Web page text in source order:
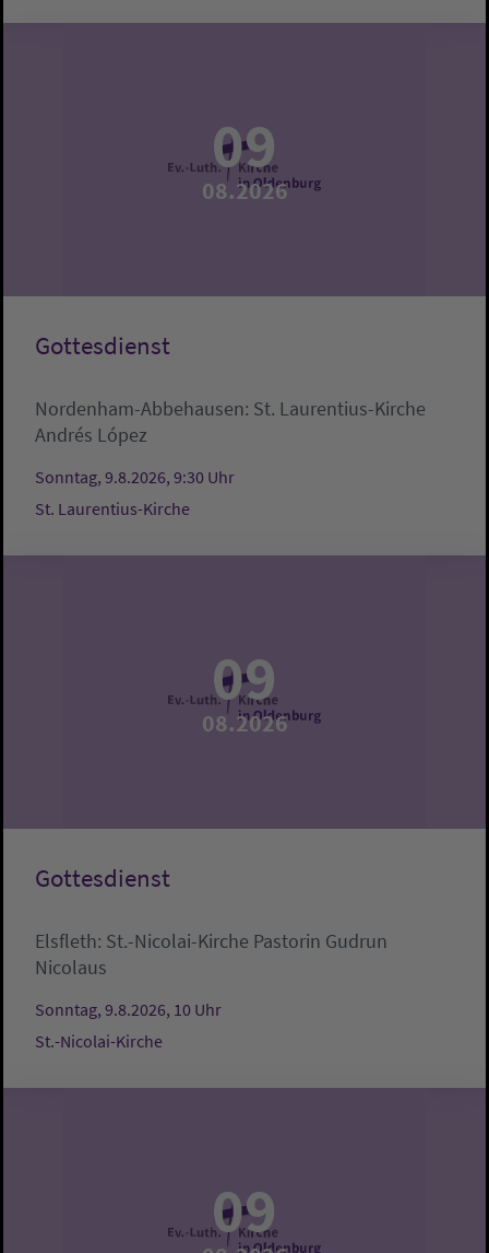
09
08.2026
Gottesdienst
Nordenham-Abbehausen: St. Laurentius-Kirche
Andrés López
Sonntag, 9.8.2026, 9:30 Uhr
St. Laurentius-Kirche
09
08.2026
Gottesdienst
Elsfleth: St.-Nicolai-Kirche Pastorin Gudrun
Nicolaus
Sonntag, 9.8.2026, 10 Uhr
St.-Nicolai-Kirche
09